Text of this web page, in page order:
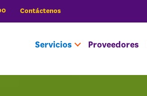
Contáctenos
Servicios Proveedores